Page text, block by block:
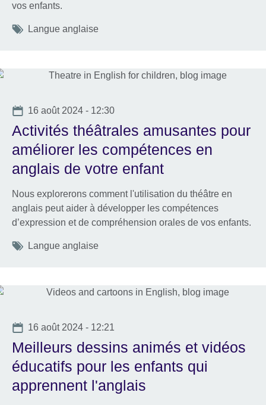
vos enfants.
Tags
Langue anglaise
Date
16 août 2024 - 12:30
Activités théâtrales amusantes pour
améliorer les compétences en
anglais de votre enfant
Nous explorerons comment l'utilisation du théâtre en
anglais peut aider à développer les compétences
d’expression et de compréhension orales de vos enfants.
Tags
Langue anglaise
Date
16 août 2024 - 12:21
Meilleurs dessins animés et vidéos
éducatifs pour les enfants qui
apprennent l'anglais